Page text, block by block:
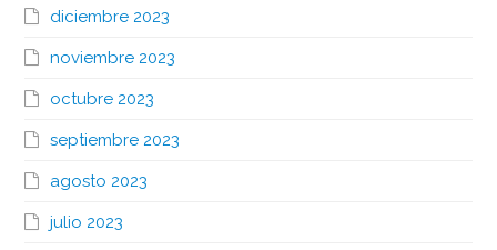
diciembre 2023
noviembre 2023
octubre 2023
septiembre 2023
agosto 2023
julio 2023